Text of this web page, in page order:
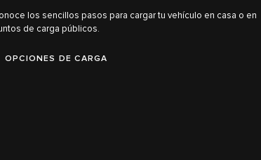
los sencillos pasos para cargar tu vehículo en casa o en
de carga públicos.
OPCIONES DE CARGA